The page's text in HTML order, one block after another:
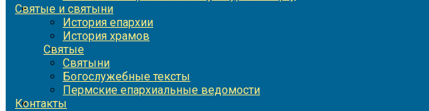
Святые и святыни
История епархии
История храмов
Святые
Святыни
Богослужебные тексты
Пермские епархиальные ведомости
Контакты